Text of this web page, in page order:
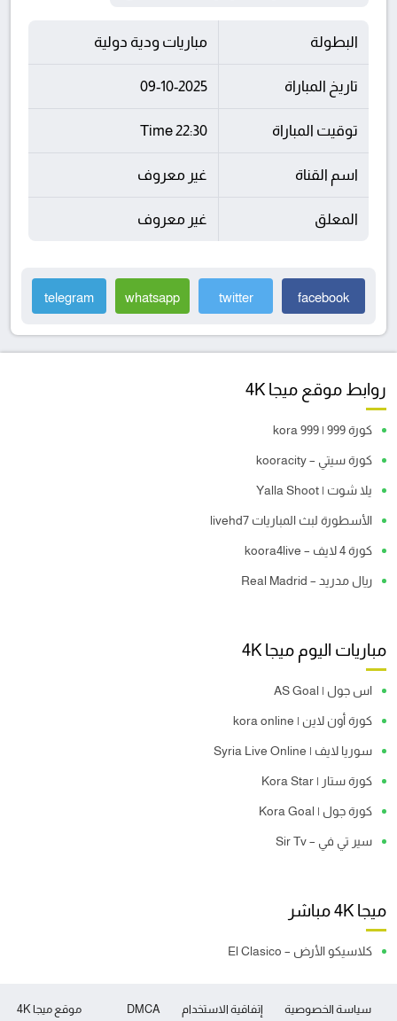
البطولة مباريات ودية دولية
تاريخ المباراة 09-10-2025
توقيت المباراة 22:30 Time
اسم القناة غير معروف
المعلق غير معروف
facebook
twitter
whatsapp
telegram
روابط موقع ميجا 4K
كورة 999 | kora 999
كورة سيتي – kooracity
يلا شوت | Yalla Shoot
الأسطورة لبث المباريات livehd7
كورة 4 لايف – koora4live
ريال مدريد – Real Madrid
مباريات اليوم ميجا 4K
اس جول | AS Goal
كورة أون لاين | kora online
سوريا لايف | Syria Live Online
كورة ستار | Kora Star
كورة جول | Kora Goal
سير تي في – Sir Tv
ميجا 4K مباشر
كلاسيكو الأرض – El Clasico
موقع ميجا 4K سياسة الخصوصية إتفاقية الاستخدام DMCA